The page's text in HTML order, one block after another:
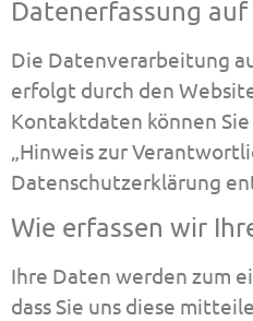
Datenerfassung auf
Die Datenverarbeitung
erfolgt durch den
Kontaktdaten können
„Hinweis zur
Datenschutzerklärung
Wie erfassen wir
Ihre Daten werden zum
dass Sie uns diese